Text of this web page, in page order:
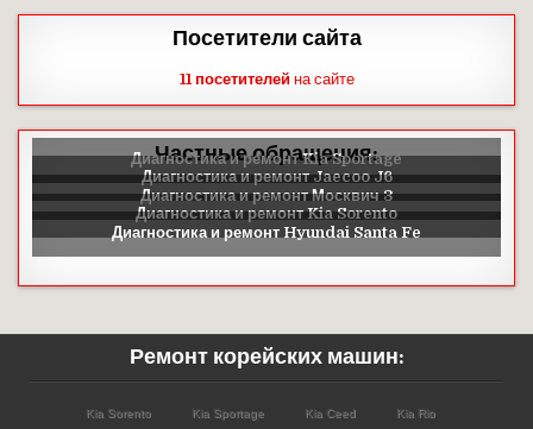
Посетители сайта
11 посетителейна сайте
Частные обращения:
Ремонт корейских машин:
Kia Sorento Kia Sportage Kia Ceed Kia Rio